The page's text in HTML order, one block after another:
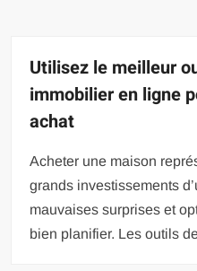
Utilisez le meilleur
immobilier en ligne
achat
Acheter une maison
grands investissements
mauvaises surprises et
bien planifier. Les outils